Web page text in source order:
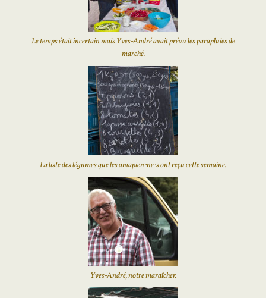
Le temps était incertain mais Yves-André avait prévu les parapluies de
marché.
La liste des légumes que les amapien⋅ne⋅s ont reçu cette semaine.
Yves-André, notre maraîcher.